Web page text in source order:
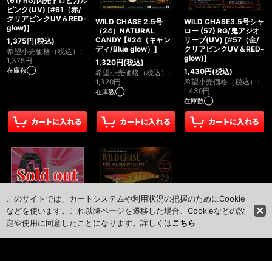
ピンク(UV) [#61（赤/
クリアピンクUV＆RED-
glow)]
1,375円(税込)
希望小売価格（税込） :
1,375円
在庫数◯
WILD CHASE 2.5号
（24）NATURAL
CANDY [#24（キャン
ディ/Blue glow） ]
1,320円(税込)
希望小売価格（税込） :
1,320円
在庫数◯
WILD CHASE3.5号シャ
ロー (57) RG/鬼アジオ
リーブ(UV) [#57（金/
クリアピンクUV＆RED-
glow)]
1,430円(税込)
希望小売価格（税込） :
1,430円
在庫数◯
スクマニライフジャケッ
ト（黒×ピンク）
このサイトでは、カートシステムや利用状況の把握のためにCookie
などを使います。これ以降ページを遷移した場合、Cookieなどの設
定や使用に同意したことになります。詳しくはこちら